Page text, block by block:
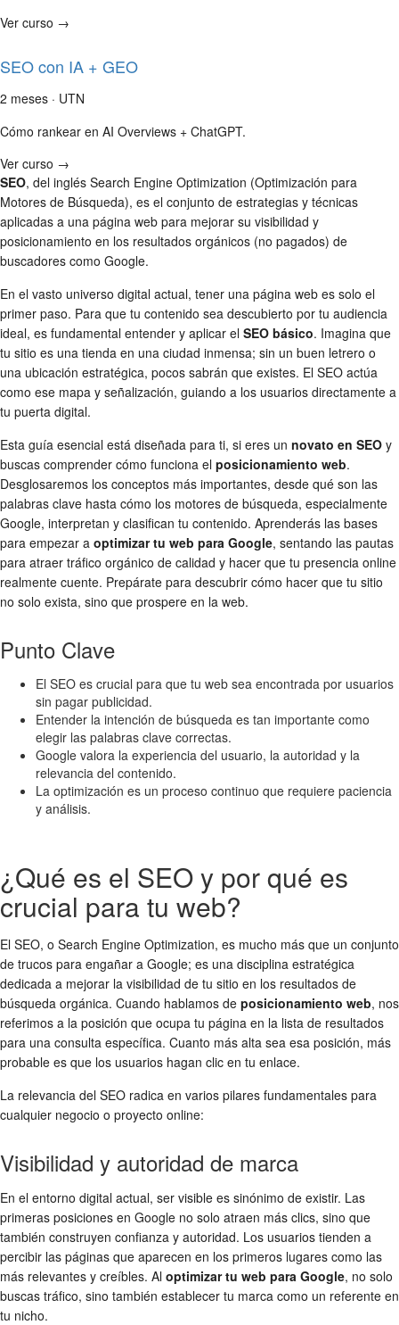
Ver curso →
SEO con IA + GEO
2 meses · UTN
Cómo rankear en AI Overviews + ChatGPT.
Ver curso →
SEO, del inglés Search Engine Optimization (Optimización para
Motores de Búsqueda), es el conjunto de estrategias y técnicas
aplicadas a una página web para mejorar su visibilidad y
posicionamiento en los resultados orgánicos (no pagados) de
buscadores como Google.
En el vasto universo digital actual, tener una página web es solo el
primer paso. Para que tu contenido sea descubierto por tu audiencia
ideal, es fundamental entender y aplicar el SEO básico. Imagina que
tu sitio es una tienda en una ciudad inmensa; sin un buen letrero o
una ubicación estratégica, pocos sabrán que existes. El SEO actúa
como ese mapa y señalización, guiando a los usuarios directamente a
tu puerta digital.
Esta guía esencial está diseñada para ti, si eres un novato en SEO y
buscas comprender cómo funciona el posicionamiento web.
Desglosaremos los conceptos más importantes, desde qué son las
palabras clave hasta cómo los motores de búsqueda, especialmente
Google, interpretan y clasifican tu contenido. Aprenderás las bases
para empezar a optimizar tu web para Google, sentando las pautas
para atraer tráfico orgánico de calidad y hacer que tu presencia online
realmente cuente. Prepárate para descubrir cómo hacer que tu sitio
no solo exista, sino que prospere en la web.
Punto Clave
El SEO es crucial para que tu web sea encontrada por usuarios
sin pagar publicidad.
Entender la intención de búsqueda es tan importante como
elegir las palabras clave correctas.
Google valora la experiencia del usuario, la autoridad y la
relevancia del contenido.
La optimización es un proceso continuo que requiere paciencia
y análisis.
¿Qué es el SEO y por qué es
crucial para tu web?
El SEO, o Search Engine Optimization, es mucho más que un conjunto
de trucos para engañar a Google; es una disciplina estratégica
dedicada a mejorar la visibilidad de tu sitio en los resultados de
búsqueda orgánica. Cuando hablamos de posicionamiento web, nos
referimos a la posición que ocupa tu página en la lista de resultados
para una consulta específica. Cuanto más alta sea esa posición, más
probable es que los usuarios hagan clic en tu enlace.
La relevancia del SEO radica en varios pilares fundamentales para
cualquier negocio o proyecto online:
Visibilidad y autoridad de marca
En el entorno digital actual, ser visible es sinónimo de existir. Las
primeras posiciones en Google no solo atraen más clics, sino que
también construyen confianza y autoridad. Los usuarios tienden a
percibir las páginas que aparecen en los primeros lugares como las
más relevantes y creíbles. Al optimizar tu web para Google, no solo
buscas tráfico, sino también establecer tu marca como un referente en
tu nicho.